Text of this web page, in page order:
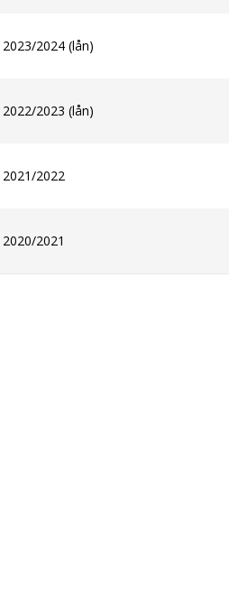
2023/2024 (lån)
2022/2023 (lån)
2021/2022
2020/2021